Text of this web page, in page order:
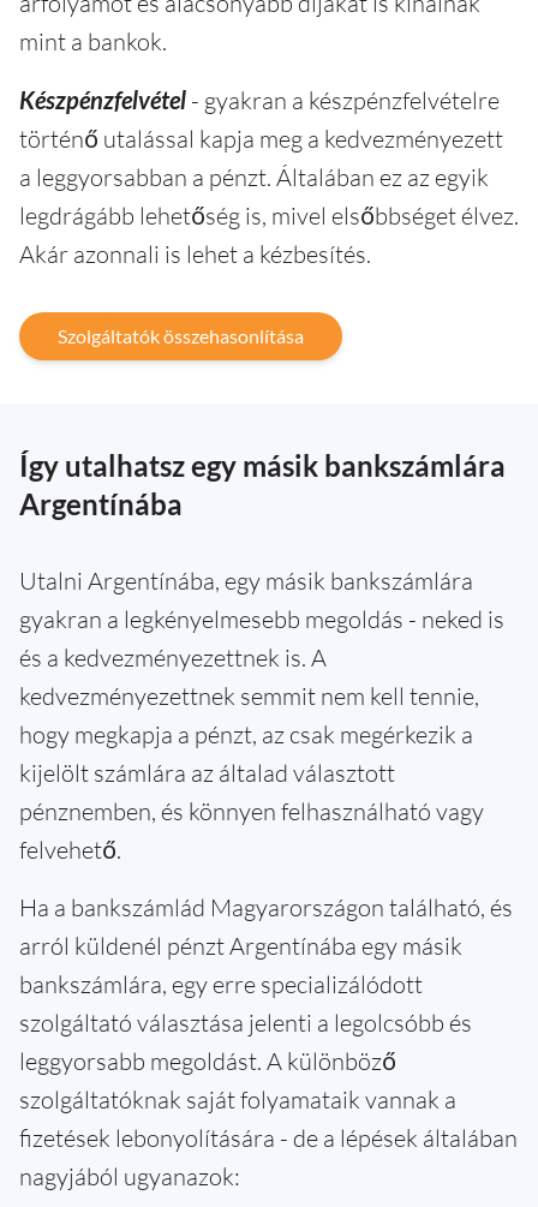
mint a bankok.
Készpénzfelvétel - gyakran a készpénzfelvételre
történő utalással kapja meg a kedvezményezett
a leggyorsabban a pénzt. Általában ez az egyik
legdrágább lehetőség is, mivel elsőbbséget élvez.
Akár azonnali is lehet a kézbesítés.
Szolgáltatók összehasonlítása
Így utalhatsz egy másik bankszámlára
Argentínába
Utalni Argentínába, egy másik bankszámlára
gyakran a legkényelmesebb megoldás - neked is
és a kedvezményezettnek is. A
kedvezményezettnek semmit nem kell tennie,
hogy megkapja a pénzt, az csak megérkezik a
kijelölt számlára az általad választott
pénznemben, és könnyen felhasználható vagy
felvehető.
Ha a bankszámlád Magyarországon található, és
arról küldenél pénzt Argentínába egy másik
bankszámlára, egy erre specializálódott
szolgáltató választása jelenti a legolcsóbb és
leggyorsabb megoldást. A különböző
szolgáltatóknak saját folyamataik vannak a
fizetések lebonyolítására - de a lépések általában
nagyjából ugyanazok: